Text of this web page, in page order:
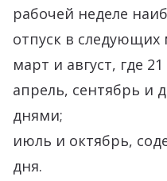
рабочей неделе
отпуск в следующих
март и август, где
апрель, сентябрь и
днями;
июль и октябрь,
дня.